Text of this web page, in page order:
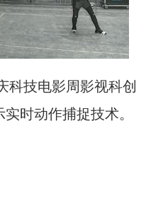
科技电影周影视科创
时动作捕捉技术。